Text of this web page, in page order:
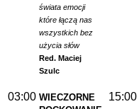
świata emocji
które łączą nas
wszystkich bez
użycia słów
Red. Maciej
Szulc
03:00 WIECZORNE
15:00